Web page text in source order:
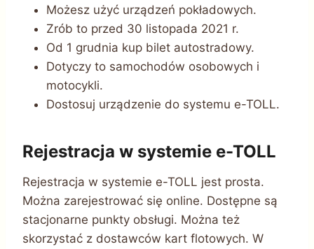
Możesz użyć urządzeń pokładowych.
Zrób to przed 30 listopada 2021 r.
Od 1 grudnia kup bilet autostradowy.
Dotyczy to samochodów osobowych i
motocykli.
Dostosuj urządzenie do systemu e-TOLL.
Rejestracja w systemie e-TOLL
Rejestracja w systemie e-TOLL jest prosta.
Można zarejestrować się online. Dostępne są
stacjonarne punkty obsługi. Można też
skorzystać z dostawców kart flotowych. W